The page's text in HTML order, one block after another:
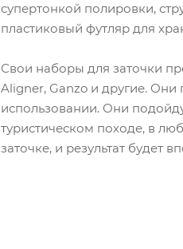
супертонкой полировки,
пластиковый футляр для
Свои наборы для заточки
Aligner, Ganzo и другие.
использовании. Они
туристическом походе, в
заточке, и результат будет